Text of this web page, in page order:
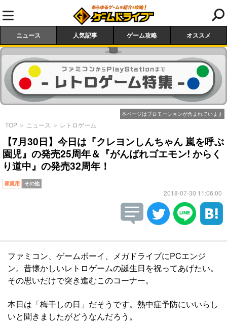
ニュース 人気記事 ゲーム攻略 オススメ
本ページはプロモーションが含まれています
TOP ＞ ニュース ＞ レトロゲーム
【7月30日】今日は『クレヨンしんちゃん 嵐を呼ぶ
園児』の発売25周年＆『がんばれゴエモン! からく
り道中』の発売32周年！
家庭用 その他
2018-07-30 11:06:00
ファミコン、ゲームボーイ、メガドライブにPCエンジ
ン。昔懐かしいレトロゲームの誕生日を祝ってあげたい。
その思いだけで突き進むこのコーナー。
本日は「梅干しの日」だそうです。熱中症予防にいいらし
いと聞きましたがどうなんだろう。